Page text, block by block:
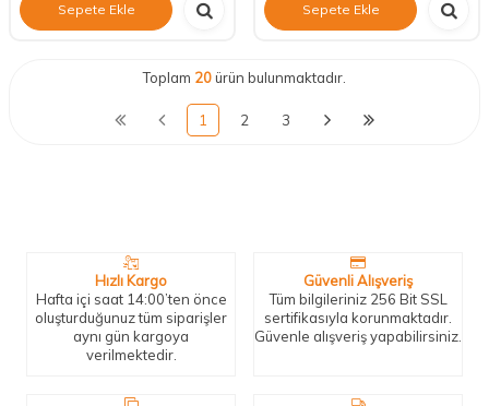
Sepete Ekle Sepete Ekle
Toplam 20ürün bulunmaktadır.
1 2 3
Hızlı Kargo
Hafta içi saat 14:00’ten önce
oluşturduğunuz tüm siparişler
aynı gün kargoya
verilmektedir.
Güvenli Alışveriş
Tüm bilgileriniz 256 Bit SSL
sertifikasıyla korunmaktadır.
Güvenle alışveriş yapabilirsiniz.